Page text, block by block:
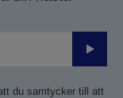
Skicka
du samtycker till att